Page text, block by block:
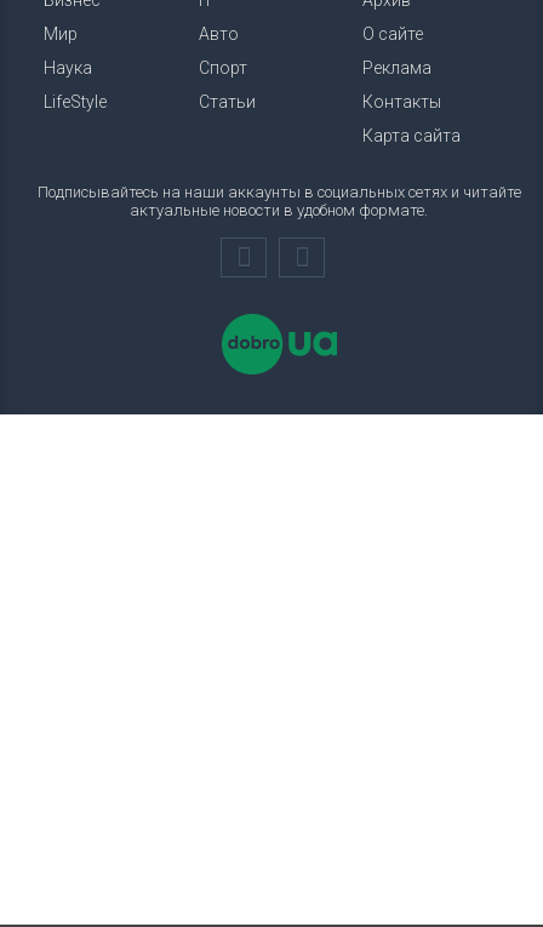
Мир
Наука
LifeStyle
Авто
Спорт
Статьи
О сайте
Реклама
Контакты
Карта сайта
Подписывайтесь на наши аккаунты в социальных сетях и читайте
актуальные новости в удобном формате.